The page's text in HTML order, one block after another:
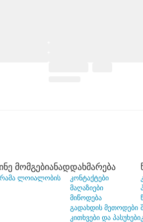
მომგებიანად
ლოიალობის
დახმარება
კონტაქტები
მაღაზიები
მიწოდება
გადახდის მეთოდები
კითხვები და პასუხები